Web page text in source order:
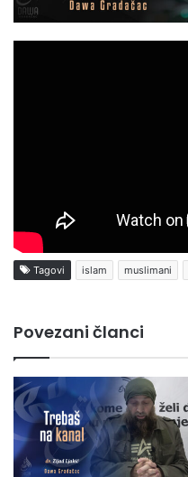
Tagovi islam muslimani
Povezani članci